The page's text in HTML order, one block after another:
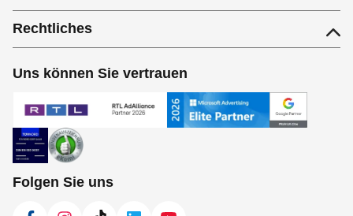
Rechtliches
Uns können Sie vertrauen
Folgen Sie uns